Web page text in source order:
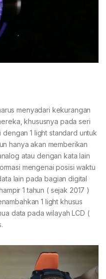
menyadari kekurangan
khususnya pada seri
1 light standard untuk
hanya akan memberikan
atau dengan kata lain
mengenai posisi waktu
lain pada bagian digital
1 tahun ( sejak 2017 )
1 light khusus
data pada wilayah LCD (